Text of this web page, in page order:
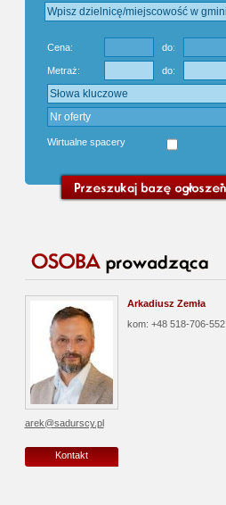
Cena: do:
Metraż: do:
Wirtualne spacery
Arkadiusz Zemła
kom: +48 518-706-552
arek@sadurscy.pl
Kontakt